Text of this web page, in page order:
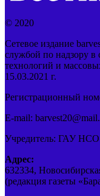
© 2020
Сетевое издание
службой по надзору
технологий и
15.03.2021 г.
Регистрационный
E-mail:
Учредитель: ГАУ
Адрес:
632334,
(редакция газеты